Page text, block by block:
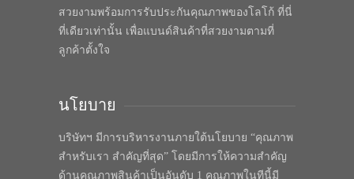
สวยงามพร้อมการรับประกันคุณภาพของโลโก้ ที่นี่
ที่เดียวเท่านั้น เพื่อแบนด์สินค้าที่สวยงามตามที่
ลูกค้าตั้งใจ
นโยบาย
บริษัทฯ มีการบริหารงานภายใต้นโยบาย “คุณภาพ
สำหรับเรา สำคัญที่สุด” โดยมีการให้ความสำคัญ
ด้านคุณภาพสินค้าเป็นอันดับ 1 คุณภาพในทีนี้มี